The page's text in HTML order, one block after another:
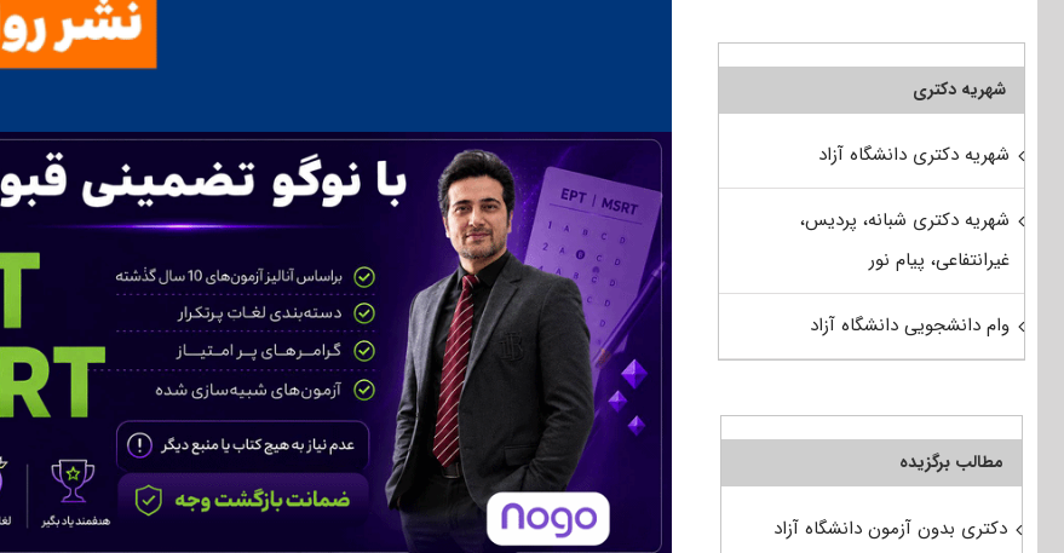
شهریه دکتری
شهریه دکتری دانشگاه آزاد
شهریه دکتری شبانه، پردیس،
غیرانتفاعی، پیام نور
وام دانشجویی دانشگاه آزاد
مطالب برگزیده
دکتری بدون آزمون دانشگاه آزاد